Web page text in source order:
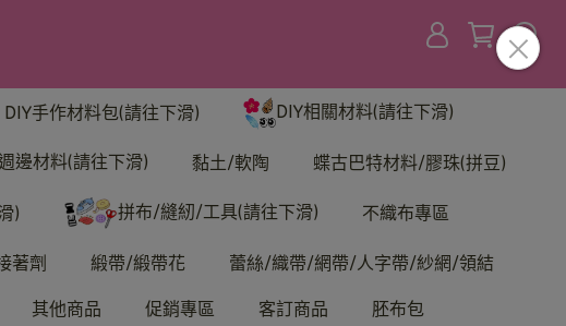
DIY手作材料包(請往下滑) DIY相關材料(請往下滑)
邊材料(請往下滑) 黏土/軟陶 蝶古巴特材料/膠珠(拼豆)
) 拼布/縫紉/工具(請往下滑) 不織布專區
著劑 緞帶/緞帶花 蕾絲/織帶/網帶/人字帶/紗網/領結
其他商品 促銷專區 客訂商品 胚布包